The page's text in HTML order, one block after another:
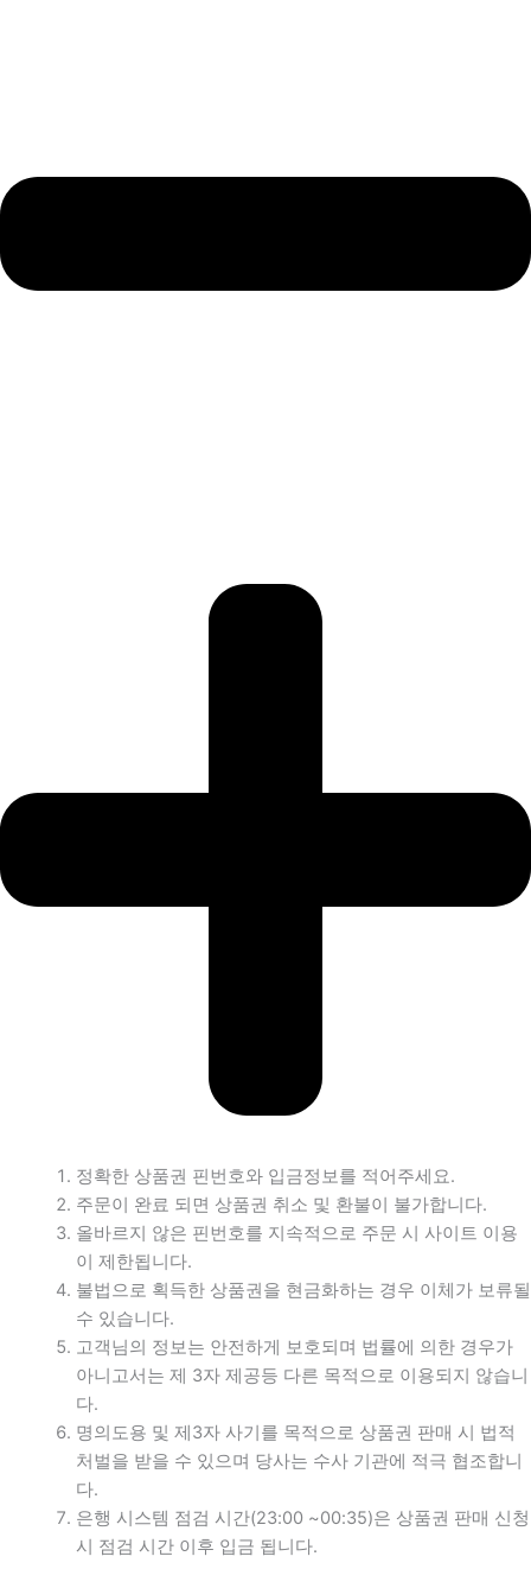
정확한 상품권 핀번호와 입금정보를 적어주세요.
주문이 완료 되면 상품권 취소 및 환불이 불가합니다.
올바르지 않은 핀번호를 지속적으로 주문 시 사이트 이용
이 제한됩니다.
불법으로 획득한 상품권을 현금화하는 경우 이체가 보류될
수 있습니다.
고객님의 정보는 안전하게 보호되며 법률에 의한 경우가
아니고서는 제 3자 제공등 다른 목적으로 이용되지 않습니
다.
명의도용 및 제3자 사기를 목적으로 상품권 판매 시 법적
처벌을 받을 수 있으며 당사는 수사 기관에 적극 협조합니
다.
은행 시스템 점검 시간(23:00 ~00:35)은 상품권 판매 신청
시 점검 시간 이후 입금 됩니다.